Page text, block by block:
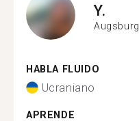
Y.
Augsburg
HABLA FLUIDO
Ucraniano
APRENDE